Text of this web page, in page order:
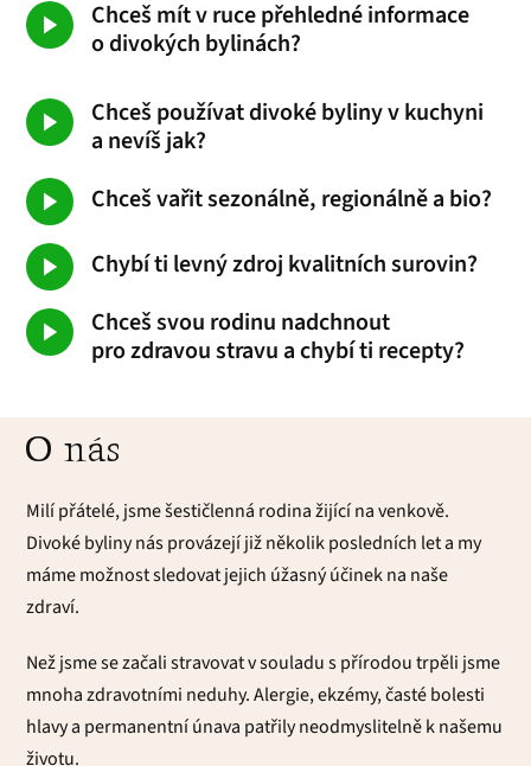
Chceš mít v ruce přehledné informace
o divokých bylinách?
Chceš používat divoké byliny v kuchyni
a nevíš jak?
Chceš vařit sezonálně, regionálně a bio?
Chybí ti levný zdroj kvalitních surovin?
Chceš svou rodinu nadchnout
pro zdravou stravu a chybí ti recepty?
O nás
Milí přátelé, jsme šestičlenná rodina žijící na venkově.
Divoké byliny nás provázejí již několik posledních let a my
máme možnost sledovat jejich úžasný účinek na naše
zdraví.
Než jsme se začali stravovat v souladu s přírodou trpěli jsme
mnoha zdravotními neduhy. Alergie, ekzémy, časté bolesti
hlavy a permanentní únava patřily neodmyslitelně k našemu
životu.